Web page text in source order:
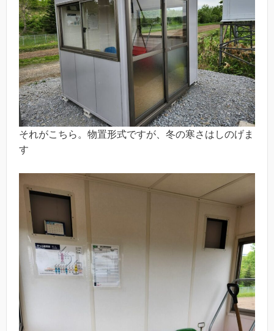
それがこちら。物置形式ですが、冬の寒さはしのげま
す